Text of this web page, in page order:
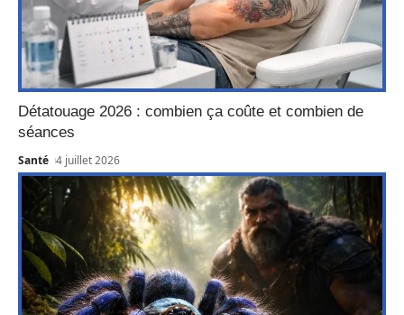
Détatouage 2026 : combien ça coûte et combien de
séances
Santé 4 juillet 2026